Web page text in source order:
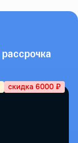
рассрочка
скидка 6000 ₽